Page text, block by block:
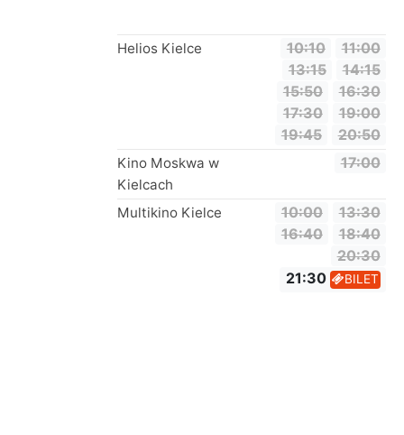
Helios Kielce 10:10
11:00
13:15
14:15
15:50
16:30
17:30
19:00
19:45
20:50
Kino Moskwa w
Kielcach
17:00
Multikino Kielce 10:00
13:30
16:40
18:40
20:30
21:30
BILET